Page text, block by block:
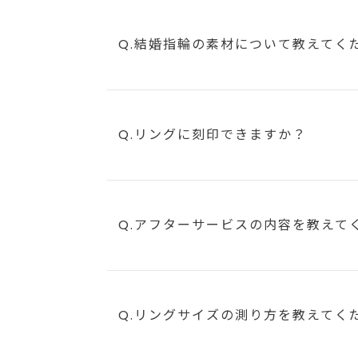
Q.結婚指輪の素材について教えてく
Q.リングに刻印できますか？
Q.アフターサービスの内容を教えて
Q.リングサイズの測り方を教えてく